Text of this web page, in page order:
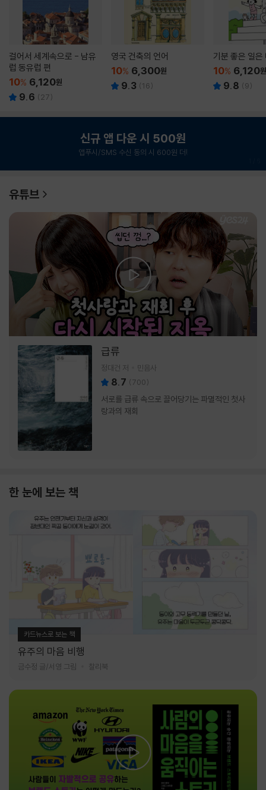
걸어서 세계속으로 - 남유
럽 동유럽 편
10% 6,120원
9.6 ( 27)
영국 건축의 언어
10% 6,300원
9.3 (16)
기분 좋은 일은
10% 6,120원
9.8 (9)
신규 앱 다운 시 500원
앱푸시/SMS 수신 동의 시 600원 더!
유튜브
급류
정대건 저 민음사
8.7 (700)
서로를 급류 속으로 끌어당기는 파멸적인 첫사
랑과의 재회
한 눈에 보는 책
카드뉴스로 보는 책
유주의 마음 비행
금수정 글/서영 그림 찰리북